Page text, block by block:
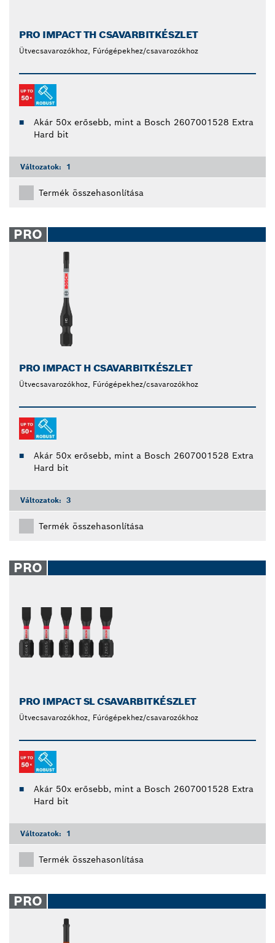
PRO IMPACT TH CSAVARBITKÉSZLET
Ütvecsavarozókhoz, Fúrógépekhez/csavarozókhoz
Akár 50x erősebb, mint a Bosch 2607001528 Extra
Hard bit
Változatok: 1
Termék összehasonlítása
PRO
PRO IMPACT H CSAVARBITKÉSZLET
Ütvecsavarozókhoz, Fúrógépekhez/csavarozókhoz
Akár 50x erősebb, mint a Bosch 2607001528 Extra
Hard bit
Változatok: 3
Termék összehasonlítása
PRO
PRO IMPACT SL CSAVARBITKÉSZLET
Ütvecsavarozókhoz, Fúrógépekhez/csavarozókhoz
Akár 50x erősebb, mint a Bosch 2607001528 Extra
Hard bit
Változatok: 1
Termék összehasonlítása
PRO